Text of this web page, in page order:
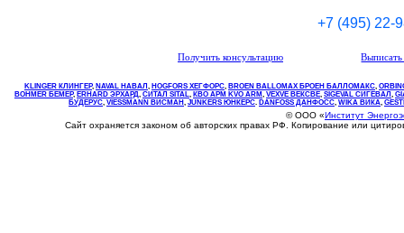
+7 (495) 22-
Получить консультацию
KLINGER КЛИНГЕР, NAVAL НАВАЛ , НOGFORS ХЕГФОРС, BROEN BALLOMAX БРОЕН БАЛЛОМАКС,
BOHMER БЕМЕР, ERHARD ЭРХАРД, СИТАЛ SITAL, КВО АРМ KVO ARM, VEXVE ВЕКСВЕ, SIGEVAL СИГЕВАЛ ,
БУДЕРУС, VIESSMANN ВИСМАН , JUNKERS ЮНКЕРС. DANFOSS ДАНФОСС, WIKA ВИКА,
© ООО «Институт
Сайт охраняется законом об авторских правах РФ. Копирование или